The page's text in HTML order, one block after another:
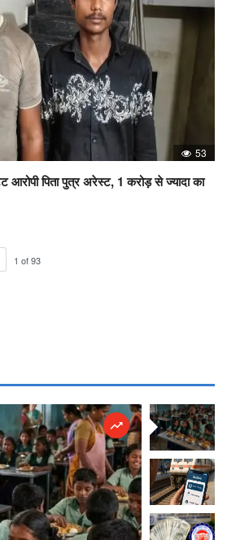
53
पिता पुत्र अरेस्ट, 1 करोड़ से ज्यादा का
1 of93
राष्ट्रीय